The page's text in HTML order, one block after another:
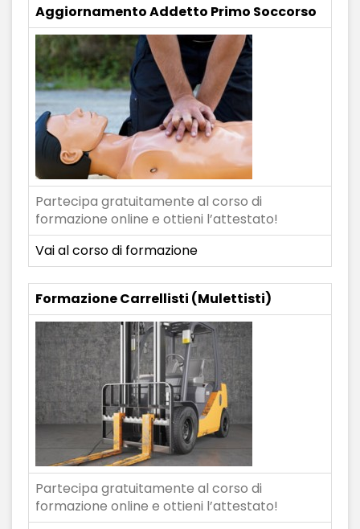
Aggiornamento Addetto Primo Soccorso
Partecipa gratuitamente al corso di
formazione online e ottieni l’attestato!
Vai al corso di formazione
Formazione Carrellisti (Mulettisti)
Partecipa gratuitamente al corso di
formazione online e ottieni l’attestato!